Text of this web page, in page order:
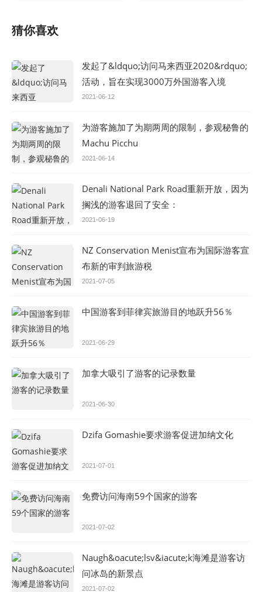
猜你喜欢
发起了&ldquo;访问马来西亚2020&rdquo;
活动，旨在实现3000万外国游客入境
2021-06-12
为游客施加了为期两周的限制，参观秘鲁的
Machu Picchu
2021-06-14
Denali National Park Road重新开放，因为
搁浅的游客退回了安全：
2021-06-19
NZ Conservation Menist宣布为国际游客宣
布新的审判旅游税
2021-07-05
中国游客到菲律宾旅游目的地跃升56％
2021-06-29
加拿大吸引了游客的记录数量
2021-06-30
Dzifa Gomashie要求游客促进加纳文化
2021-07-01
免费访问海南59个国家的游客
2021-07-02
Naugh&oacute;lsv&iacute;k海滩是游客访
问冰岛的新景点
2021-07-02